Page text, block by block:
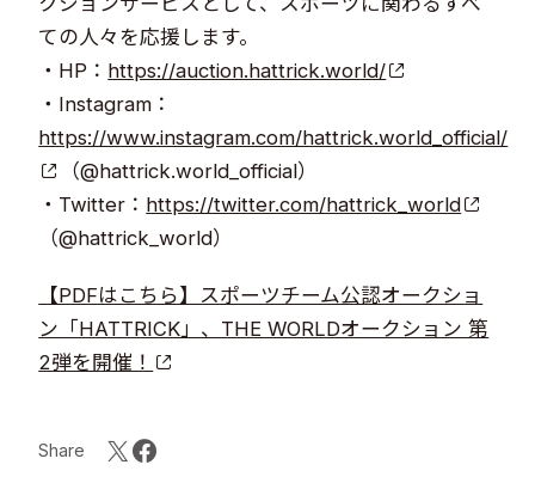
ての人々を応援します。
・HP： https://auction.hattrick.world/
・Instagram：
https://www.instagram.com/hattrick.world_official/
（@hattrick.world_official）
・Twitter： https://twitter.com/hattrick_world
（@hattrick_world）
【PDFはこちら】スポーツチーム公認オークショ
ン「HATTRICK」、THE WORLDオークション 第
2弾を開催！
Share